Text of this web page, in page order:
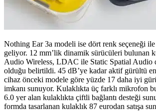
Nothing Ear 3a modeli ise dört renk seçeneği
geliyor. 12 mm’lik dinamik sürücüleri bulunan
Audio Wireless, LDAC ile Static Spatial Audio
olduğu belirtildi. 45 dB’ye kadar aktif gürültü
cihaz önceki modele göre yüzde 17 daha iyi
imkanı sunuyor. Kulaklıkta üç farklı mikrofon
6.0 yer alan kulaklıkta çiftli bağlantı desteği
formda tasarlanan kulaklık 87 eurodan satışa